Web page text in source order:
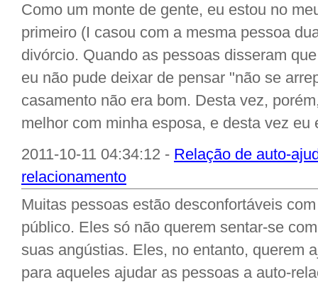
Como um monte de gente, eu estou no
primeiro (I casou com a mesma pessoa
divórcio. Quando as pessoas disseram
eu não pude deixar de pensar "não se
casamento não era bom. Desta vez,
melhor com minha esposa, e desta vez eu
2011-10-11 04:34:12 - Relação de auto-
relacionamento
Muitas pessoas estão desconfortáveis
público. Eles só não querem sentar-se
suas angústias. Eles, no entanto, querem
para aqueles ajudar as pessoas a auto-